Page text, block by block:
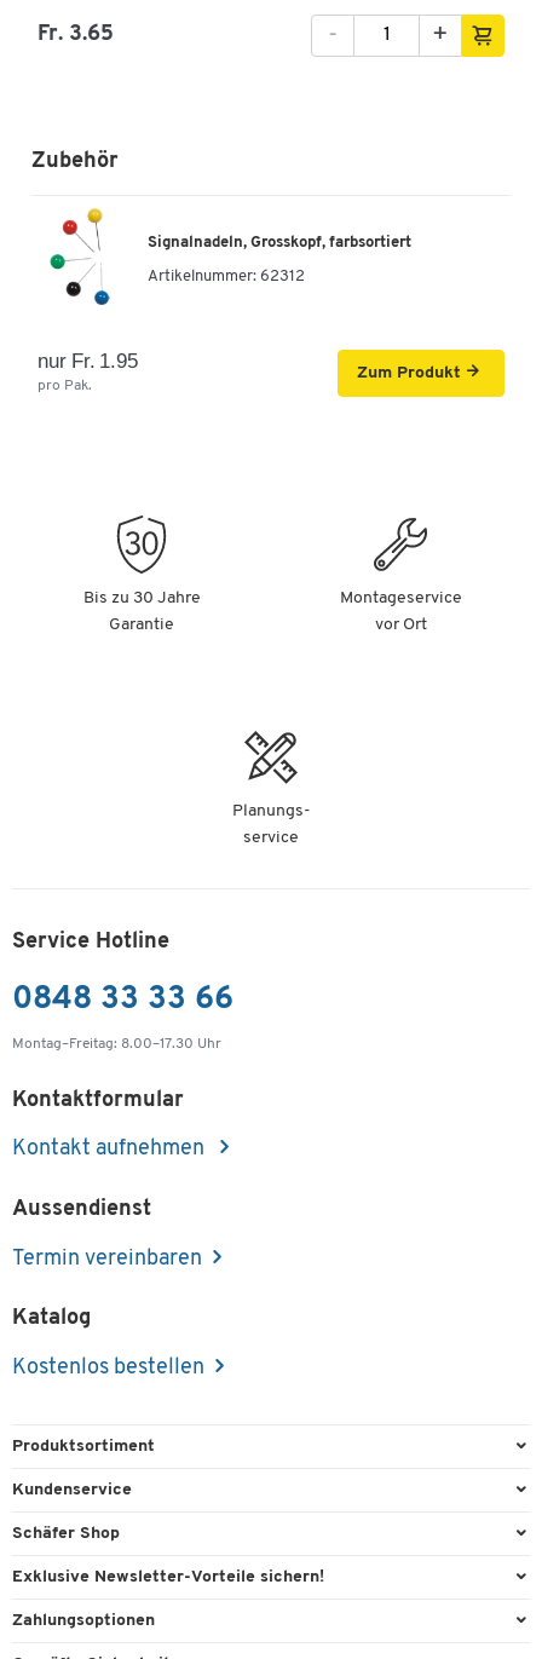
Fr. 3.65 +
-
Zubehör
Signalnadeln, Grosskopf, farbsortiert
Artikelnummer: 62312
nur Fr. 1.95
pro Pak.
Zum Produkt
Bis zu 30 Jahre
Garantie
Montageservice
vor Ort
Planungs-
service
Service Hotline
0848 33 33 66
Montag–Freitag: 8.00–17.30 Uhr
Kontaktformular
Kontakt aufnehmen
Aussendienst
Termin vereinbaren
Katalog
Kostenlos bestellen
Produktsortiment
Büroausstattung
Reinigung & Hygiene
Kundenservice
Direktbestellung
Kontaktformulare
Schäfer Shop
Arbeitsplatzexperten
Exklusive Newsletter-Vorteile sichern!
Willkommensgeschenk
Zahlungsoptionen
Vorkasse